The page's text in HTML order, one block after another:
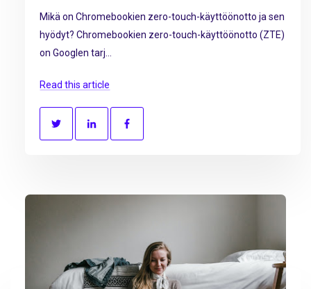
Mikä on Chromebookien zero-touch-käyttöönotto ja sen
hyödyt? Chromebookien zero-touch-käyttöönotto (ZTE)
on Googlen tarj...
Read this article